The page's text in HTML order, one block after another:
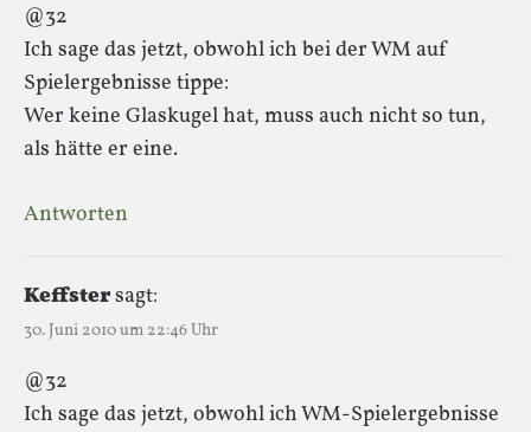
@32
Ich sage das jetzt, obwohl ich bei der WM auf
Spielergebnisse tippe:
Wer keine Glaskugel hat, muss auch nicht so tun,
als hätte er eine.
Antworten
Keffstersagt:
30. Juni 2010 um 22:46 Uhr
@32
Ich sage das jetzt, obwohl ich WM-Spielergebnisse